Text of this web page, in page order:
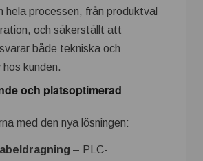
hela processen, från produktval
och säkerställt att
både tekniska och
kunden.
och platsoptimerad
med den nya lösningen:
– PLC-